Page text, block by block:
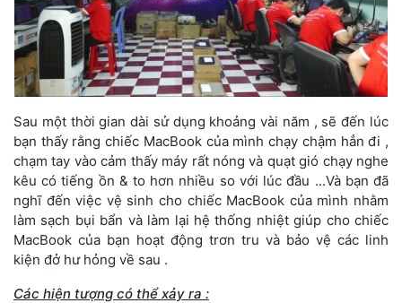
Sau một thời gian dài sử dụng khoảng vài năm , sẽ đến lúc
bạn thấy rằng chiếc MacBook của mình chạy chậm hẳn đi ,
chạm tay vào cảm thấy máy rất nóng và quạt gió chạy nghe
kêu có tiếng ồn & to hơn nhiều so với lúc đầu ...Và bạn đã
nghĩ đến việc vệ sinh cho chiếc MacBook của mình nhằm
làm sạch bụi bẩn và làm lại hệ thống nhiệt giúp cho chiếc
MacBook của bạn hoạt động trơn tru và bảo vệ các linh
kiện đở hư hỏng về sau .
Các hiện tượng có thể xảy ra :